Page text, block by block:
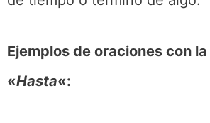
Ejemplos de oraciones con
«Hasta«: